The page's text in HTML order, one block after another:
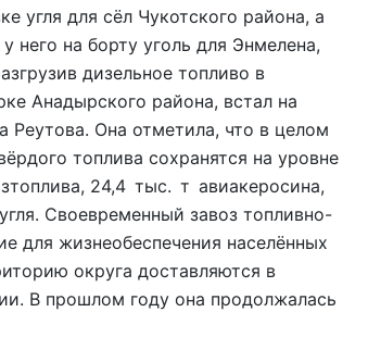
угля для сёл Чукотского района, а
него на борту уголь для Энмелена,
дизельное топливо в
Анадырского района, встал на
Реутова. Она отметила, что в целом
топлива сохранятся на уровне
24,4 тыс. т авиакеросина,
Своевременный завоз топливно-
для жизнеобеспечения населённых
округа доставляются в
В прошлом году она продолжалась